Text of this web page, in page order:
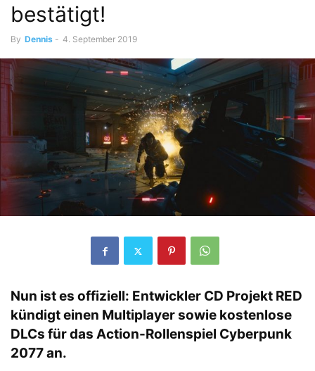
bestätigt!
By Dennis - 4. September 2019
Nun ist es offiziell: Entwickler CD Projekt RED
kündigt einen Multiplayer sowie kostenlose
DLCs für das Action-Rollenspiel Cyberpunk
2077 an.